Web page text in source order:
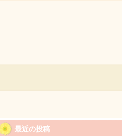
最近の投稿